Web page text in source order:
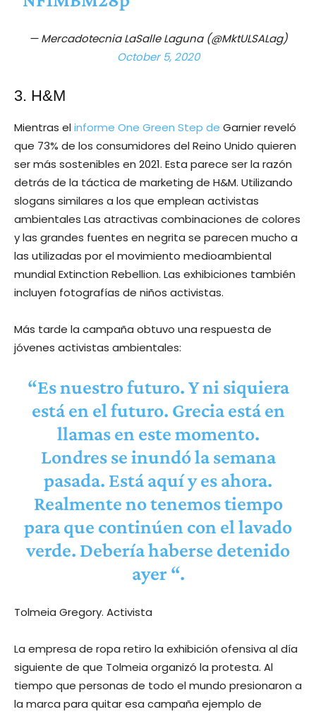
— Mercadotecnia LaSalle Laguna (@MktULSALag)
October 5, 2020
3. H&M
Mientras elinforme One Green Step de Garnier reveló
que 73% de los consumidores del Reino Unido quieren
ser más sostenibles en 2021. Esta parece ser la razón
detrás de la táctica de marketing de H&M. Utilizando
slogans similares a los que emplean activistas
ambientales Las atractivas combinaciones de colores
y las grandes fuentes en negrita se parecen mucho a
las utilizadas por el movimiento medioambiental
mundial Extinction Rebellion. Las exhibiciones también
incluyen fotografías de niños activistas.
Más tarde la campaña obtuvo una respuesta de
jóvenes activistas ambientales:
“Es nuestro futuro. Y ni siquiera
está en el futuro. Grecia está en
llamas en este momento.
Londres se inundó la semana
pasada. Está aquí y es ahora.
Realmente no tenemos tiempo
para que continúen con el lavado
verde. Debería haberse detenido
ayer “.
Tolmeia Gregory. Activista
La empresa de ropa retiro la exhibición ofensiva al día
siguiente de que Tolmeia organizó la protesta. Al
tiempo que personas de todo el mundo presionaron a
la marca para quitar esa campaña ejemplo de